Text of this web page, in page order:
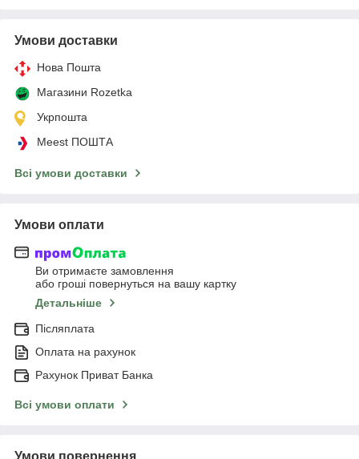
Умови доставки
Нова Пошта
Магазини Rozetka
Укрпошта
Meest ПОШТА
Всі умови доставки
Умови оплати
Ви отримаєте замовлення
або гроші повернуться на вашу картку
Детальніше
Післяплата
Оплата на рахунок
Рахунок Приват Банка
Всі умови оплати